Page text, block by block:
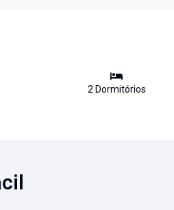
2Dormitórios